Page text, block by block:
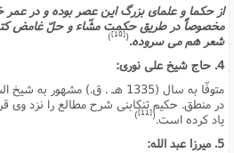
از حکما و علماى بزرگ این عصر بوده و در عمر
مخصوصاً در طریق حکمت مشّاء و حلّ غامض کتب
شعر هم مى سروده.(
[10]
)
4. حاج شیخ على نورى:
متوفّا به سال (1335 هـ . ق.)
در منطق. حکیم تنکابنى شرح مطالع را نزد وى
یاد کرده است.(
[11]
)
5. میرزا عبد الله: